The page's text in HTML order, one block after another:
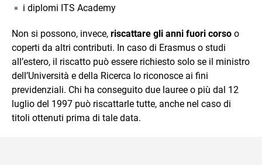
i diplomi ITS Academy
Non si possono, invece, riscattare gli anni fuori corso o
coperti da altri contributi. In caso di Erasmus o studi
all’estero, il riscatto può essere richiesto solo se il ministro
dell’Università e della Ricerca lo riconosce ai fini
previdenziali. Chi ha conseguito due lauree o più dal 12
luglio del 1997 può riscattarle tutte, anche nel caso di
titoli ottenuti prima di tale data.